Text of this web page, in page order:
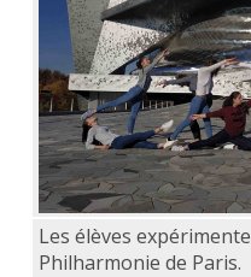
Les élèves
Philharmonie de Paris.